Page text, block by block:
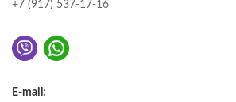
+7 (917) 537-17-16
E-mail: